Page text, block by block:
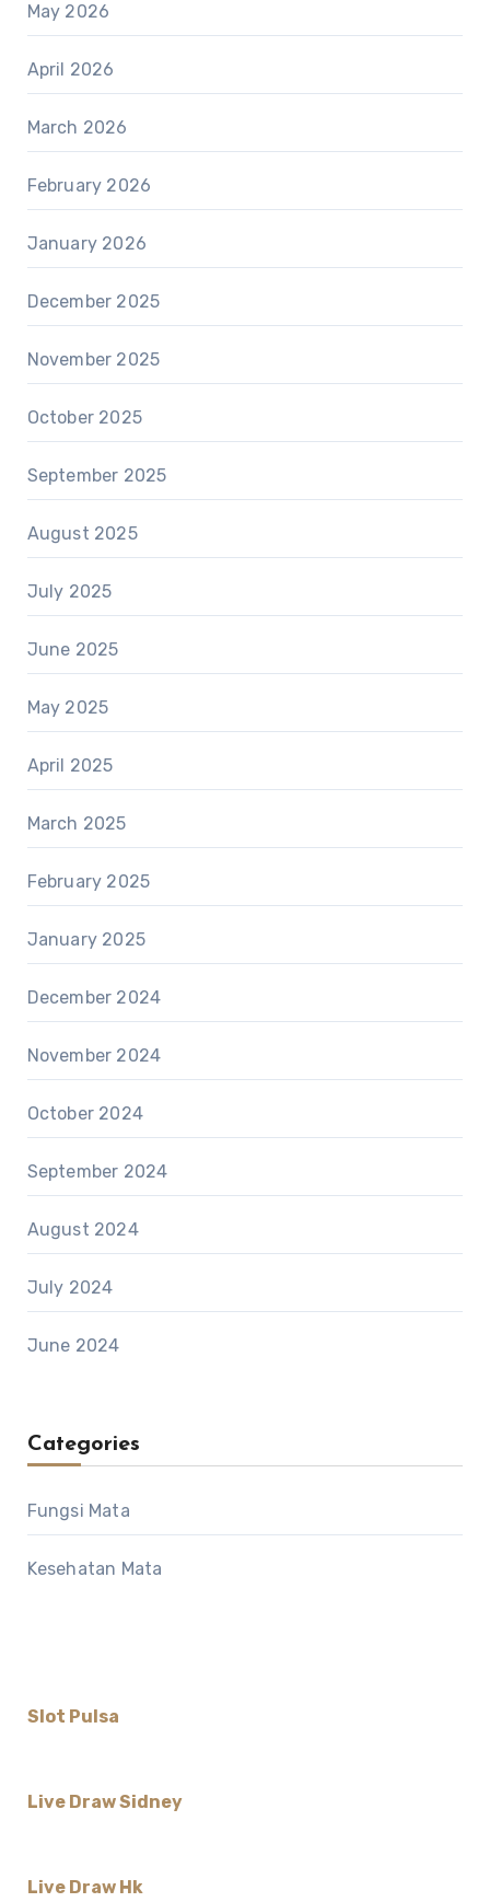
May 2026
April 2026
March 2026
February 2026
January 2026
December 2025
November 2025
October 2025
September 2025
August 2025
July 2025
June 2025
May 2025
April 2025
March 2025
February 2025
January 2025
December 2024
November 2024
October 2024
September 2024
August 2024
July 2024
June 2024
Categories
Fungsi Mata
Kesehatan Mata
Slot Pulsa
Live Draw Sidney
Live Draw Hk